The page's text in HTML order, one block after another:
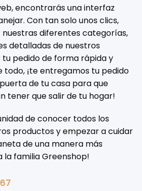
encontrarás una interfaz
Con tan solo unos clics,
diferentes categorías,
detalladas de nuestros
pedido de forma rápida y
todo, ¡te entregamos tu pedido
de tu casa para que
tener que salir de tu hogar!
de conocer todos los
productos y empezar a cuidar
de una manera más
la familia Greenshop!